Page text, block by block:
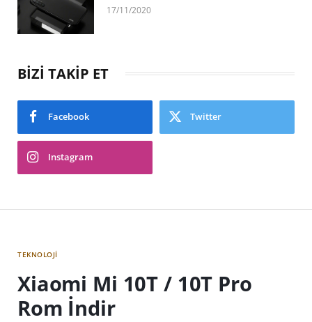
17/11/2020
BİZİ TAKİP ET
Facebook Twitter
Instagram
TEKNOLOJI
Xiaomi Mi 10T / 10T Pro
Rom İndir